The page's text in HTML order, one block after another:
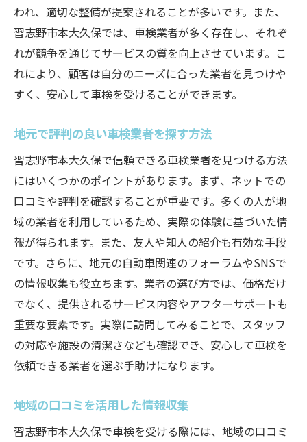
われ、適切な整備が提案されることが多いです。また、
習志野市本大久保では、車検業者が多く存在し、それぞ
れが競争を通じてサービスの質を向上させています。こ
れにより、顧客は自分のニーズに合った業者を見つけや
すく、安心して車検を受けることができます。
地元で評判の良い車検業者を探す方法
習志野市本大久保で信頼できる車検業者を見つける方法
にはいくつかのポイントがあります。まず、ネットでの
口コミや評判を確認することが重要です。多くの人が地
域の業者を利用しているため、実際の体験に基づいた情
報が得られます。また、友人や知人の紹介も有効な手段
です。さらに、地元の自動車関連のフォーラムやSNSで
の情報収集も役立ちます。業者の選び方では、価格だけ
でなく、提供されるサービス内容やアフターサポートも
重要な要素です。実際に訪問してみることで、スタッフ
の対応や施設の清潔さなども確認でき、安心して車検を
依頼できる業者を選ぶ手助けになります。
地域の口コミを活用した情報収集
習志野市本大久保で車検を受ける際には、地域の口コミ